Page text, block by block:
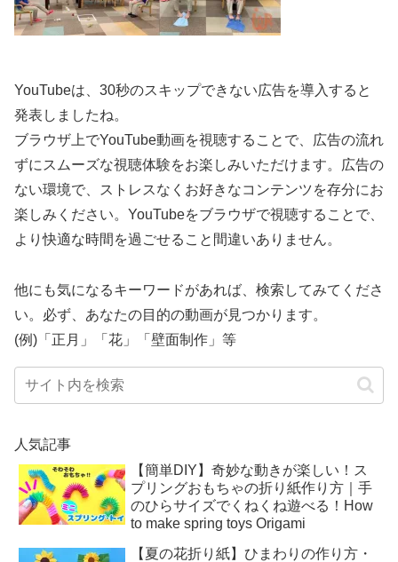
YouTubeは、30秒のスキップできない広告を導入すると
発表しましたね。
ブラウザ上でYouTube動画を視聴することで、広告の流れ
ずにスムーズな視聴体験をお楽しみいただけます。広告の
ない環境で、ストレスなくお好きなコンテンツを存分にお
楽しみください。YouTubeをブラウザで視聴することで、
より快適な時間を過ごせること間違いありません。
他にも気になるキーワードがあれば、検索してみてくださ
い。必ず、あなたの目的の動画が見つかります。
(例)「正月」「花」「壁面制作」等
人気記事
【簡単DIY】奇妙な動きが楽しい！ス
プリングおもちゃの折り紙作り方｜手
のひらサイズでくねくね遊べる！How
to make spring toys Origami
【夏の花折り紙】ひまわりの作り方・